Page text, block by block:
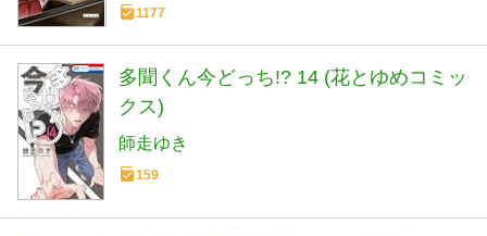
1177
多聞くん今どっち!? 14 (花とゆめコミッ
クス)
師走ゆき
159